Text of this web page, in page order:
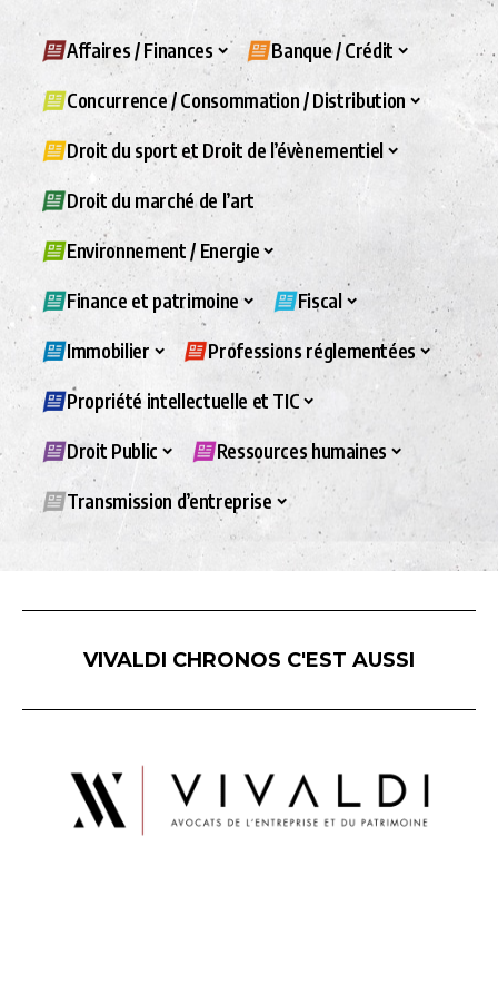
Affaires / Finances Banque / Crédit
Concurrence / Consommation / Distribution
Droit du sport et Droit de l’évènementiel
Droit du marché de l’art
Environnement / Energie
Finance et patrimoine Fiscal
Immobilier Professions réglementées
Propriété intellectuelle et TIC
Droit Public Ressources humaines
Transmission d’entreprise
VIVALDI CHRONOS C'EST AUSSI